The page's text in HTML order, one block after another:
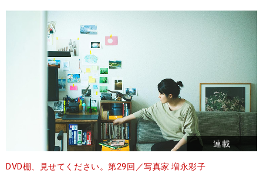
連載
DVD棚、見せてください。第29回／写真家 増永彩子